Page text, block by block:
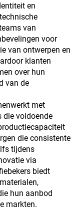
en
van
voor
van ontwerpen en
klanten
over hun
van de
met
die voldoende
die consistente
tijdens
via
biedt
hun aanbod
markten.